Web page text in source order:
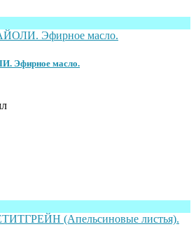
Эфирное масло.